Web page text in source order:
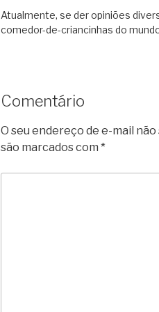
Atualmente, se der opiniões
comedor-de-criancinhas do
Comentário
O seu endereço de e-mail
são marcados com *